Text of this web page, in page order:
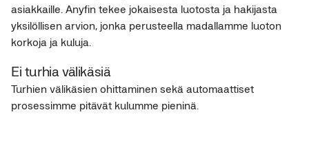
asiakkaille. Anyfin tekee jokaisesta luotosta ja hakijasta
yksilöllisen arvion, jonka perusteella madallamme luoton
korkoja ja kuluja.
Ei turhia välikäsiä
Turhien välikäsien ohittaminen sekä automaattiset
prosessimme pitävät kulumme pieninä.